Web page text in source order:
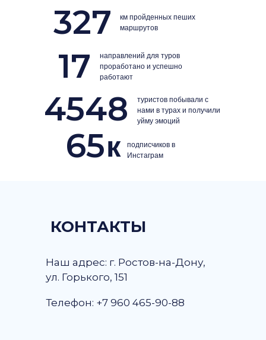
км пройденных пеших
маршрутов
327
направлений для туров
проработано и успешно
работают
17
туристов побывали с
нами в турах и получили
уйму эмоций
4548
подписчиков в
Инстаграм
к
65
Наш адрес: г. Ростов-на-Дону,
ул. Горького, 151
Телефон: +7 960 465-90-88
КОНТАКТЫ